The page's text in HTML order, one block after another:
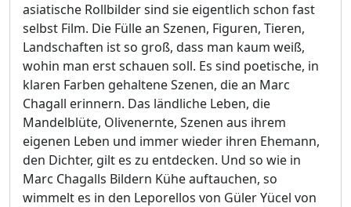
asiatische Rollbilder sind sie eigentlich schon fast
selbst Film. Die Fülle an Szenen, Figuren, Tieren,
Landschaften ist so groß, dass man kaum weiß,
wohin man erst schauen soll. Es sind poetische, in
klaren Farben gehaltene Szenen, die an Marc
Chagall erinnern. Das ländliche Leben, die
Mandelblüte, Olivenernte, Szenen aus ihrem
eigenen Leben und immer wieder ihren Ehemann,
den Dichter, gilt es zu entdecken. Und so wie in
Marc Chagalls Bildern Kühe auftauchen, so
wimmelt es in den Leporellos von Güler Yücel von